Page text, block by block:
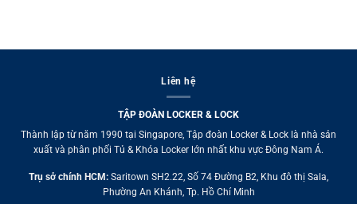
Liên hệ
TẬP ĐOÀN LOCKER & LOCK
Thành lập từ năm 1990 tại Singapore, Tập đoàn Locker & Lock là nhà sản
xuất và phân phối Tủ & Khóa Locker lớn nhất khu vực Đông Nam Á.
Trụ sở chính HCM: Saritown SH2.22, Số 74 Đường B2, Khu đô thị Sala,
Phường An Khánh, Tp. Hồ Chí Minh